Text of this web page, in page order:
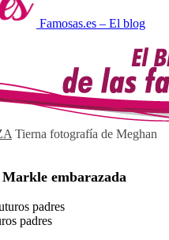
Famosas.es – El blog
Tierna fotografía de Meghan
embarazada
padres